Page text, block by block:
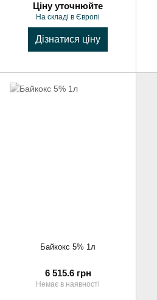
Ціну уточнюйте
На складі в Європі
Дізнатися ціну
Байкокс 5% 1л
6 515.6 грн
Немає в наявності